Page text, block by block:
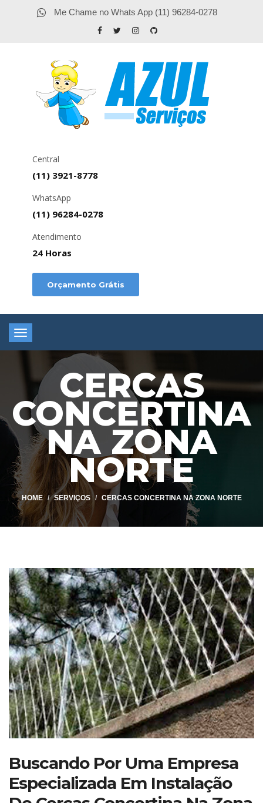
Me Chame no Whats App (11) 96284-0278
Central
(11) 3921-8778
WhatsApp
(11) 96284-0278
Atendimento
24 Horas
Orçamento Grátis
Toggle
navigation
CERCAS
CONCERTINA
NA ZONA
NORTE
HOME SERVIÇOS CERCAS CONCERTINA NA ZONA NORTE
Buscando Por Uma Empresa
Especializada Em Instalação